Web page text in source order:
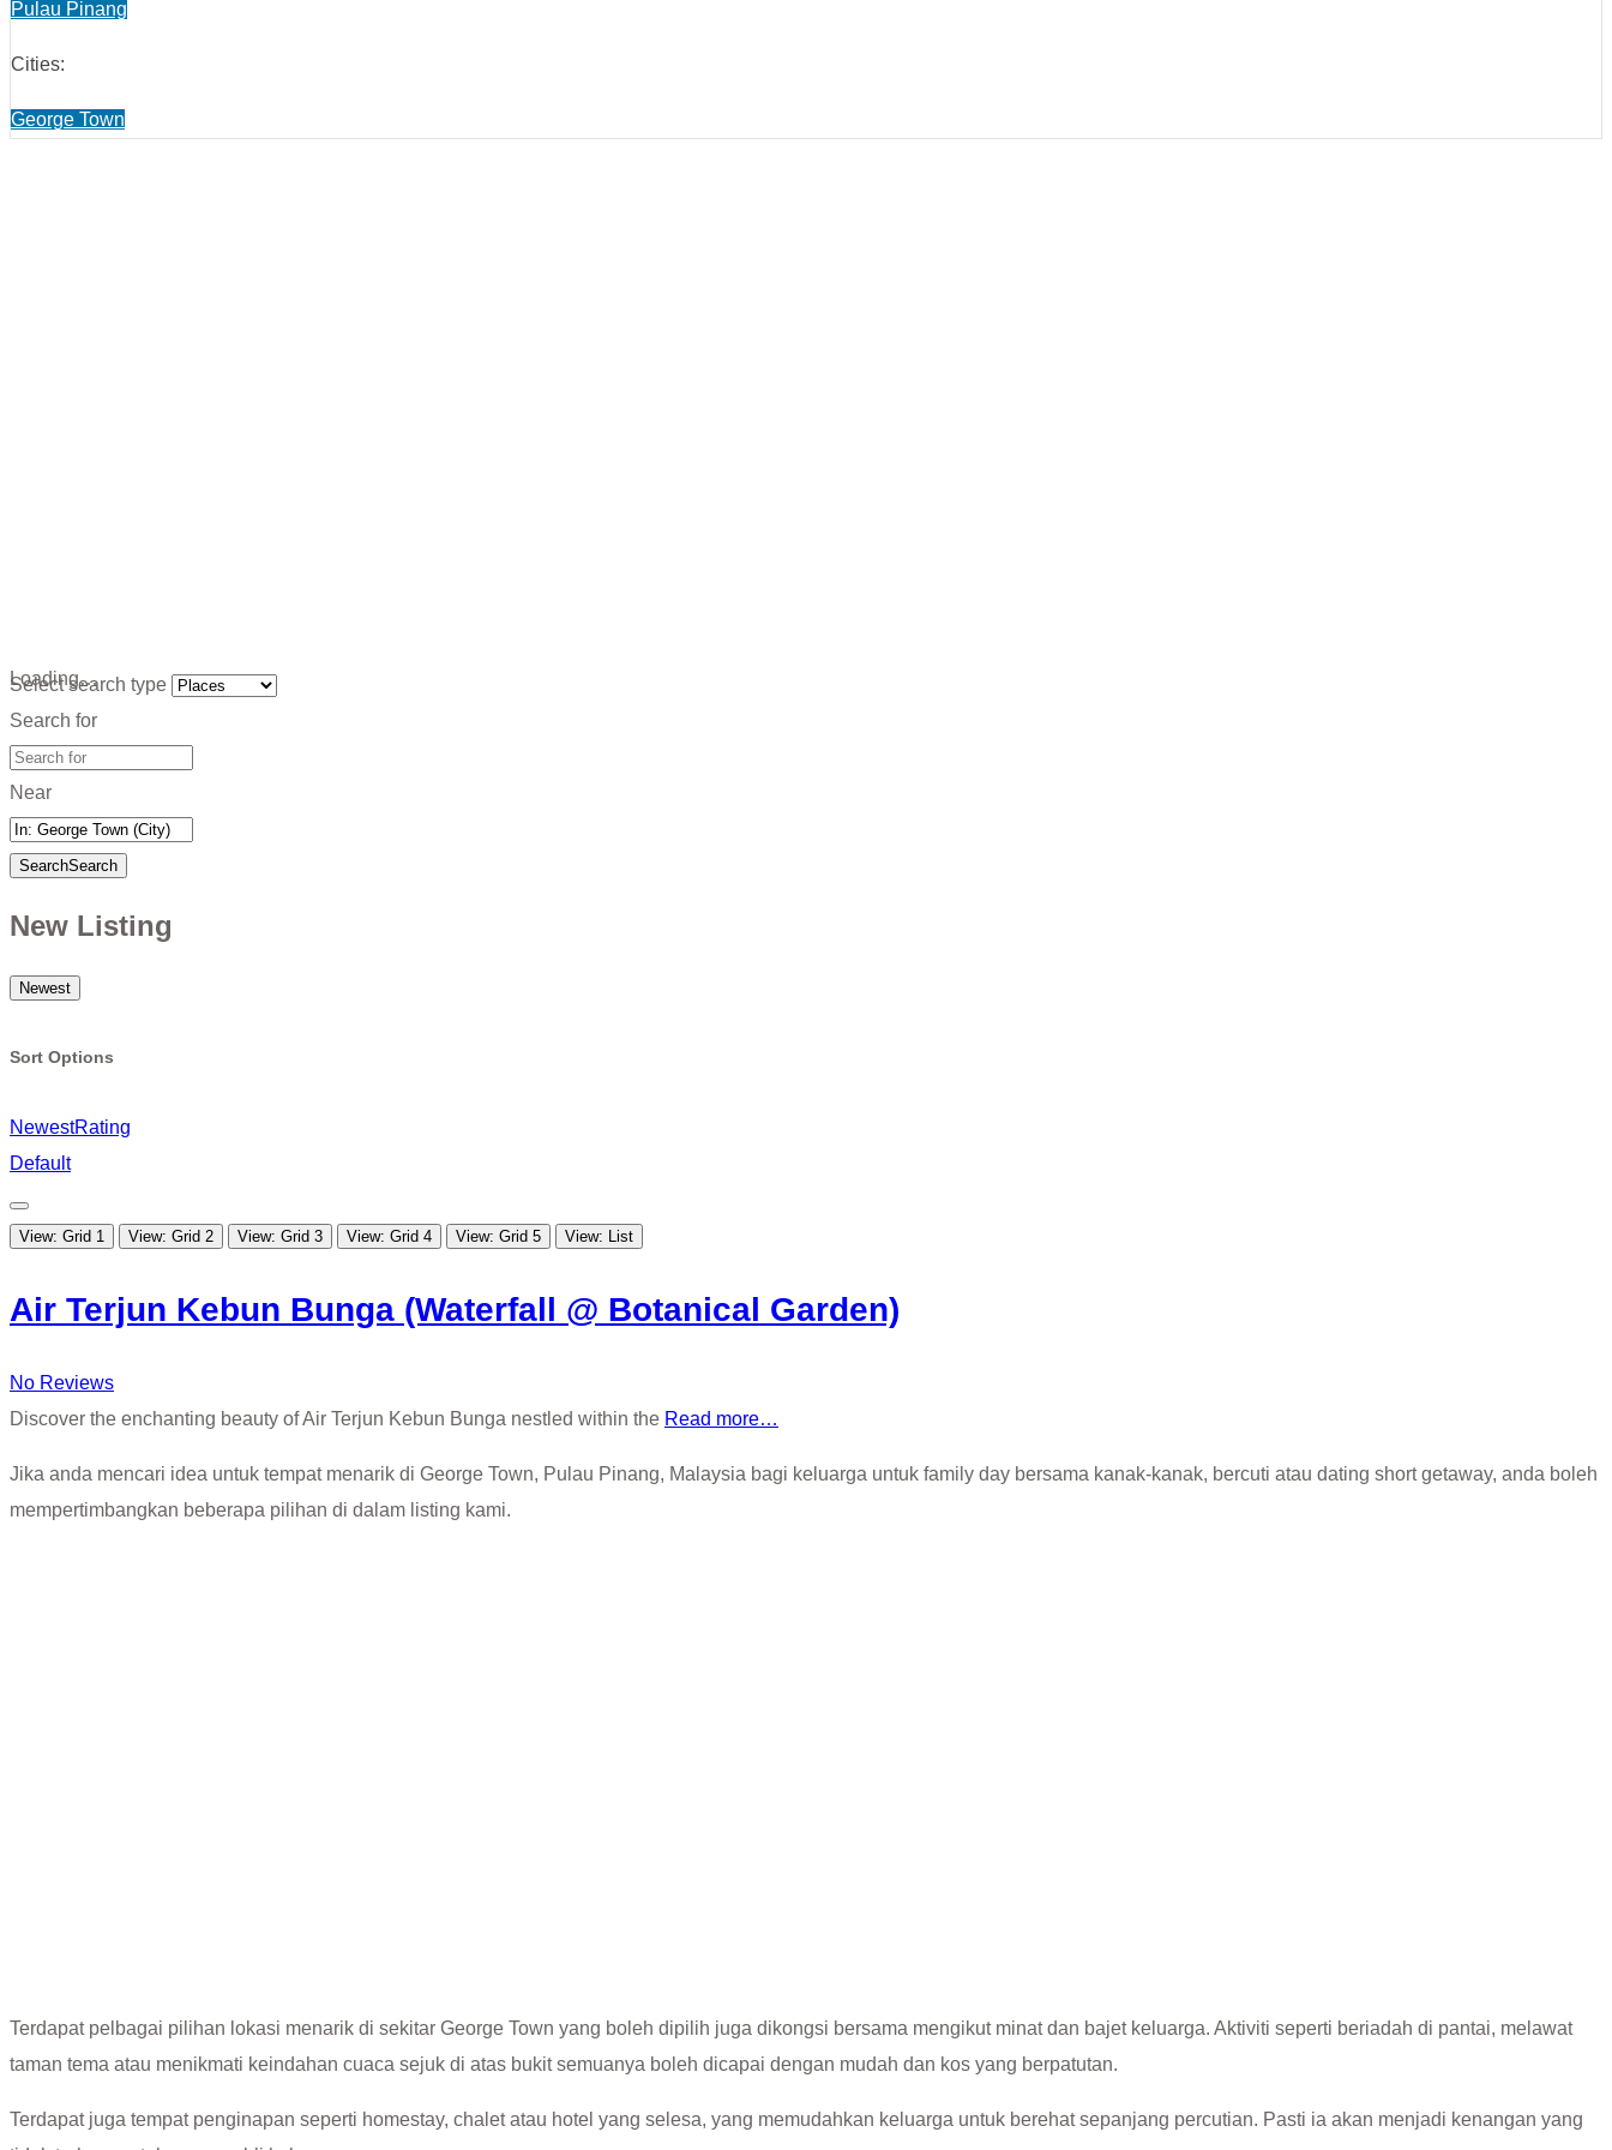
Pulau Pinang
Cities:
George Town
Loading…
Select search type
Search for
Near
SearchSearch
New Listing
Newest
Sort Options
NewestRating
Default
View: Grid 1 View: Grid 2 View: Grid 3 View: Grid 4 View: Grid 5 View: List
Air Terjun Kebun Bunga (Waterfall @ Botanical Garden)
No Reviews
Discover the enchanting beauty of Air Terjun Kebun Bunga nestled within the Read more…
Jika anda mencari idea untuk tempat menarik di George Town, Pulau Pinang, Malaysia bagi keluarga untuk family day bersama kanak-kanak, bercuti atau dating short getaway, anda boleh
mempertimbangkan beberapa pilihan di dalam listing kami.
Terdapat pelbagai pilihan lokasi menarik di sekitar George Town yang boleh dipilih juga dikongsi bersama mengikut minat dan bajet keluarga. Aktiviti seperti beriadah di pantai, melawat
taman tema atau menikmati keindahan cuaca sejuk di atas bukit semuanya boleh dicapai dengan mudah dan kos yang berpatutan.
Terdapat juga tempat penginapan seperti homestay, chalet atau hotel yang selesa, yang memudahkan keluarga untuk berehat sepanjang percutian. Pasti ia akan menjadi kenangan yang